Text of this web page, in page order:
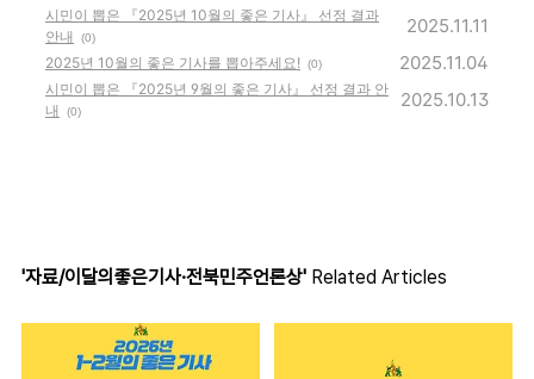
시민이 뽑은 『2025년 10월의 좋은 기사』 선정 결과
안내
(0)
2025.11.11
2025년 10월의 좋은 기사를 뽑아주세요! (0) 2025.11.04
시민이 뽑은 『2025년 9월의 좋은 기사』 선정 결과 안
내
(0)
2025.10.13
'자료/이달의좋은기사·전북민주언론상' Related Articles